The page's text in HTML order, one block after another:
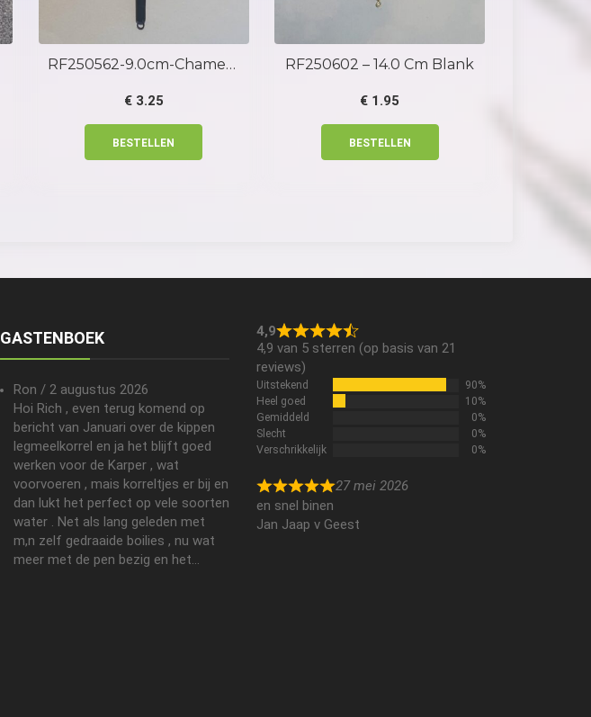
RF250562-9.0cm-Chameleon Brown-Green
€3.25
BESTELLEN
RF250602 – 14.0 Cm Blank
€ 1.95
BESTELLEN
GASTENBOEK
Ron / 2 augustus 2026
Hoi Rich , even terug komend op
bericht van Januari over de kippen
legmeelkorrel en ja het blijft goed
werken voor de Karper , wat
voorvoeren , mais korreltjes er bij en
dan lukt het perfect op vele soorten
water . Net als lang geleden met
m,n zelf gedraaide boilies , nu wat
meer met de pen bezig en het...
4,9
4,9 van 5 sterren (op basis van 21
reviews)
Uitstekend
90%
Heel goed
10%
Gemiddeld
0%
Slecht
0%
Verschrikkelijk
0%
27 mei 2026
en snel binen
Jan Jaap v Geest